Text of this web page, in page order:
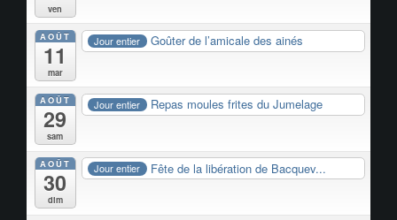
ven
AOÛT
11
mar
Jour entier Goûter de l’amicale des ainés
AOÛT
29
sam
Jour entier Repas moules frites du Jumelage
AOÛT
30
dim
Jour entier Fête de la libération de Bacquev...